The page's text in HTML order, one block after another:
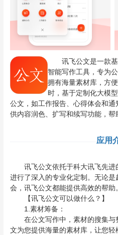
讯飞公文是一款基
智能写作工具，专为
拥有海量素材库，方
时，基于定制化大模
公文，如工作报告、心得体会和
供内容润色、扩写和续写功能，帮
应用
讯飞公文依托于科大讯飞先进
进行了深入的专业化定制。无论
会，讯飞公文都能提供高效的帮助。
【讯飞公文可以做什么？】
1.素材筹备：
在公文写作中，素材的搜集与
文为您提供海量的素材库，让您轻